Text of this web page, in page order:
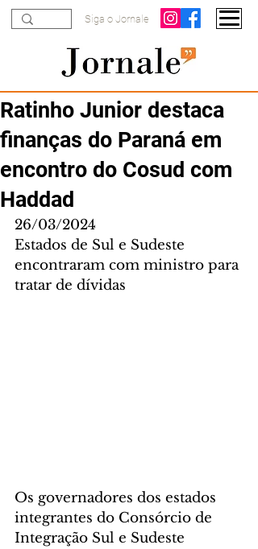
Siga o Jornale
Ratinho Junior destaca
finanças do Paraná em
encontro do Cosud com
Haddad
26/03/2024
Estados de Sul e Sudeste
encontraram com ministro para
tratar de dívidas
Os governadores dos estados
integrantes do Consórcio de
Integração Sul e Sudeste